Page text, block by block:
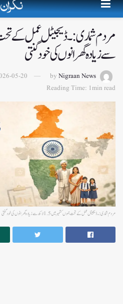
سے زیادہ گھرانوں کی خود گنتی
by Nigraan News
05-20
Reading Time: 1min read
مردم شماری:۔ ڈیجیٹل عمل کے تحت جموں کشمیر میں 1.5 لاکھ سے زیادہ گھرانوں کی خود گنتی